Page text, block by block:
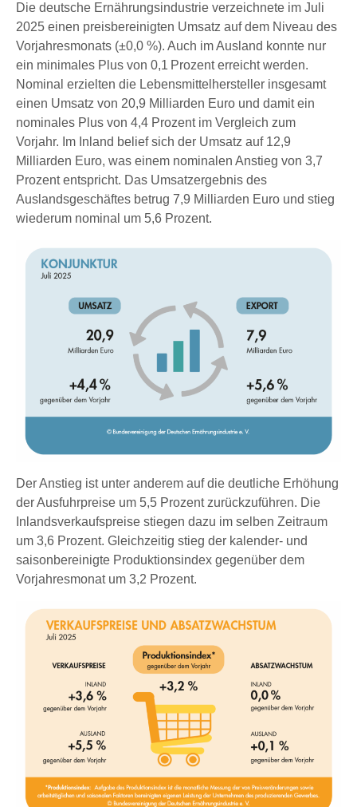
Die deutsche Ernährungsindustrie verzeichnete im Juli
2025 einen preisbereinigten Umsatz auf dem Niveau des
Vorjahresmonats (±0,0 %). Auch im Ausland konnte nur
ein minimales Plus von 0,1 Prozent erreicht werden.
Nominal erzielten die Lebensmittelhersteller insgesamt
einen Umsatz von 20,9 Milliarden Euro und damit ein
nominales Plus von 4,4 Prozent im Vergleich zum
Vorjahr. Im Inland belief sich der Umsatz auf 12,9
Milliarden Euro, was einem nominalen Anstieg von 3,7
Prozent entspricht. Das Umsatzergebnis des
Auslandsgeschäftes betrug 7,9 Milliarden Euro und stieg
wiederum nominal um 5,6 Prozent.
Der Anstieg ist unter anderem auf die deutliche Erhöhung
der Ausfuhrpreise um 5,5 Prozent zurückzuführen. Die
Inlandsverkaufspreise stiegen dazu im selben Zeitraum
um 3,6 Prozent. Gleichzeitig stieg der kalender- und
saisonbereinigte Produktionsindex gegenüber dem
Vorjahresmonat um 3,2 Prozent.